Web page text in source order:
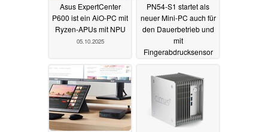
Asus ExpertCenter
P600 ist ein AiO-PC mit
Ryzen-APUs mit NPU
05.10.2025
PN54-S1 startet als
neuer Mini-PC auch für
den Dauerbetrieb und
mit
Fingerabdrucksensor